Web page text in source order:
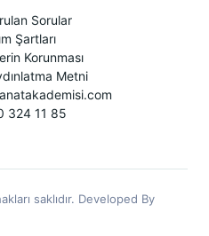
Sorular
Şartları
Korunması
Metni
324 11 85
saklıdır. Developed By